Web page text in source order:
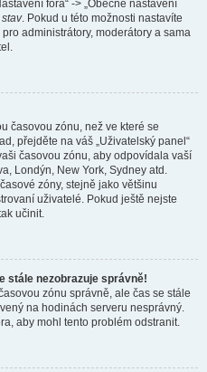
fóra“ -> „Obecné nastavení
. Pokud u této možnosti nastavíte
administrátory, moderátory a sama
časovou zónu, než ve které se
přejděte na váš „Uživatelský panel“
časovou zónu, aby odpovídala vaší
Londýn, New York, Sydney atd.
zóny, stejně jako většinu
uživatelé. Pokud ještě nejste
učinit.
stále nezobrazuje správně!
zónu správně, ale čas se stále
na hodinách serveru nesprávný.
aby mohl tento problém odstranit.